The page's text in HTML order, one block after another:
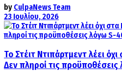
by CulpaNews Team
23 Ιουλίου, 2026
Το Στέιτ Ντιπάρτμεντ λέει
Δεν πληροί τις προϋποθέσεις